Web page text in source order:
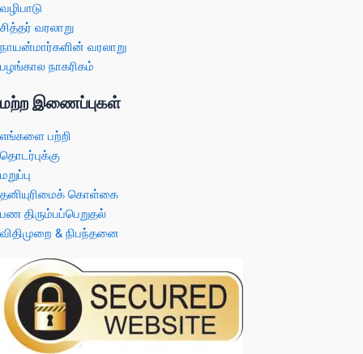
வழிபாடு
சித்தர் வரலாறு
நாயன்மார்களின் வரலாறு
பழங்கால நாகரிகம்
மற்ற இணைப்புகள்
எங்களை பற்றி
தொடர்புக்கு
மறுப்பு
தனியுரிமைக் கொள்கை
பண திரும்பப்பெறுதல்
விதிமுறை & நிபந்தனை